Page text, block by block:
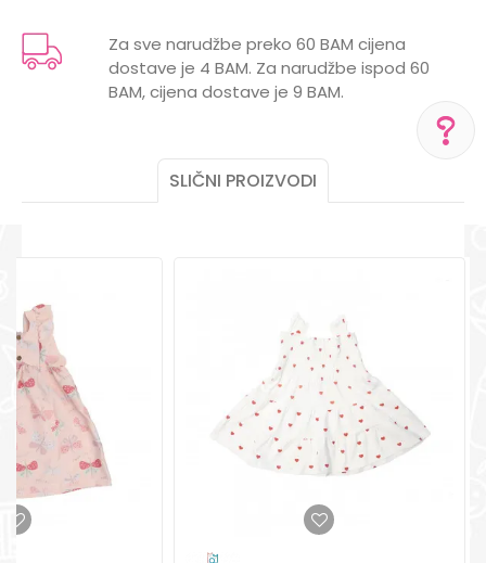
POMOĆ PRI KUPOVINI
Pon-Subota: 09:00-
15:00h
Pišite nam
aksaonlinebih@aksabih.ba
Za sve narudžbe preko 60 BAM cijena
dostave je 4 BAM. Za narudžbe ispod 60
BAM, cijena dostave je 9 BAM.
SLIČNI PROIZVODI